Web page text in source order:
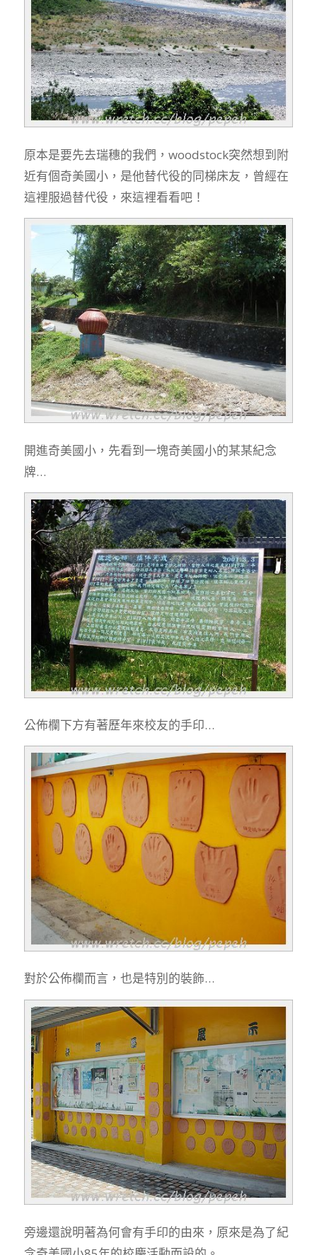
原本是要先去瑞穗的我們，woodstock突然想到附
近有個奇美國小，是他替代役的同梯床友，曾經在
這裡服過替代役，來這裡看看吧！
開進奇美國小，先看到一塊奇美國小的某某紀念
牌…
公佈欄下方有著歷年來校友的手印…
對於公佈欄而言，也是特別的裝飾…
旁邊還說明著為何會有手印的由來，原來是為了紀